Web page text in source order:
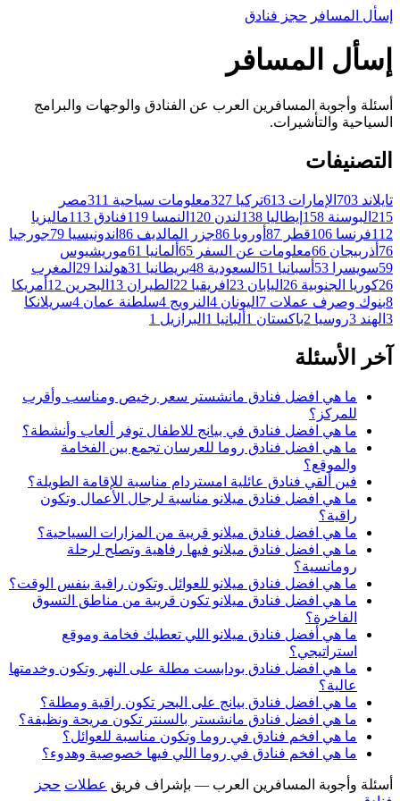
إسأل المسافر حجز فنادق
إسأل المسافر
أسئلة وأجوبة المسافرين العرب عن الفنادق والوجهات والبرامج
السياحية والتأشيرات.
التصنيفات
تايلاند 703 الإمارات 613تركيا 327معلومات سياحية 311مصر
215 البوسنة 158 إيطاليا 138لندن 120 النمسا 119فنادق 113ماليزيا
112فرنسا 106قطر 87 أوروبا 86جزر المالديف 86 اندونيسيا 79جورجيا
76 أذربيجان 66معلومات عن السفر 65 ألمانيا 61موريشيوس
59سويسرا 53 أسبانيا 51 السعودية 48بريطانيا 31هولندا 29 المغرب
26كوريا الجنوبية 26 اليابان 23 افريقيا 22 الطيران 13 البحرين 12 أمريكا
8بنوك وصرف عملات 7 اليونان 4 النرويج 4سلطنة عمان 4سريلانكا
3 الهند 3روسيا 2باكستان 1 ألبانيا 1 البرازيل 1
آخر الأسئلة
ما هي افضل فنادق مانشستر سعر رخيص ومناسب وأقرب
للمركز؟
ما هي افضل فنادق في بيانج للاطفال توفر ألعاب وأنشطة؟
ما هي افضل فنادق روما للعرسان تجمع بين الفخامة
والموقع؟
فين ألقي فنادق عائلية امستردام مناسبة للإقامة الطويلة؟
ما هي افضل فنادق ميلانو مناسبة لرجال الأعمال وتكون
راقية؟
ما هي افضل فنادق ميلانو قريبة من المزارات السياحية؟
ما هي افضل فنادق ميلانو فيها رفاهية وتصلح لرحلة
رومانسية؟
ما هي افضل فنادق ميلانو للعوائل وتكون راقية بنفس الوقت؟
ما هي افضل فنادق ميلانو تكون قريبة من مناطق التسوق
الفاخرة؟
ما هي أفضل فنادق ميلانو اللي تعطيك فخامة وموقع
استراتيجي؟
ما هي افضل فنادق بودابست مطلة على النهر وتكون وخدمتها
عالية؟
ما هي افضل فنادق بيانج على البحر تكون راقية ومطلة؟
ما هي افضل فنادق مانشستر بالسنتر تكون مريحة ونظيفة؟
ما هي افخم فنادق في روما وتكون مناسبة للعوائل؟
ما هي افخم فنادق في روما اللي فيها خصوصية وهدوء؟
أسئلة وأجوبة المسافرين العرب — بإشراف فريق عطلات حجز